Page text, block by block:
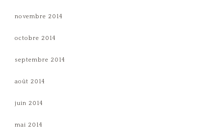
novembre 2014
octobre 2014
septembre 2014
août 2014
juin 2014
mai 2014